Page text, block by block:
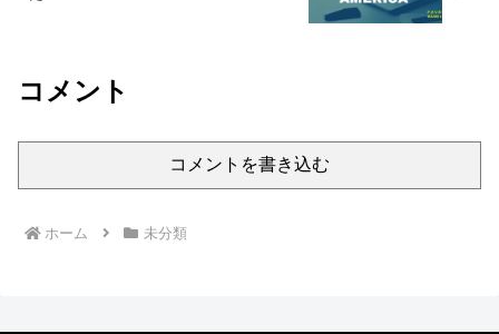
コメント
コメントを書き込む
ホーム 未分類